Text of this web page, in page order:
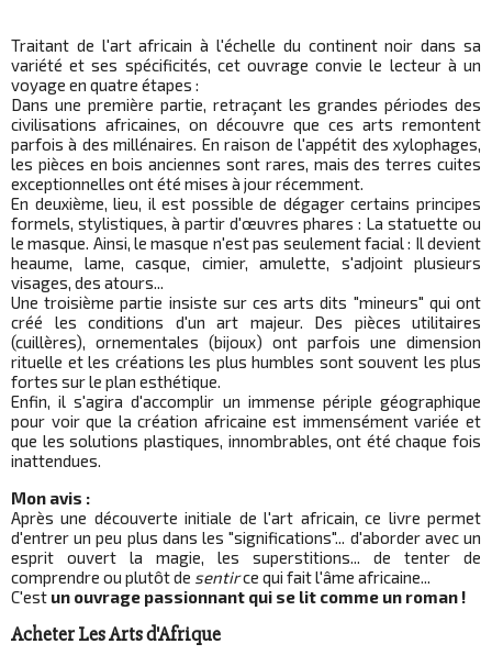
Traitant de l'art africain à l'échelle du continent noir dans sa
variété et ses spécificités, cet ouvrage convie le lecteur à un
voyage en quatre étapes :
Dans une première partie, retraçant les grandes périodes des
civilisations africaines, on découvre que ces arts remontent
parfois à des millénaires. En raison de l'appétit des xylophages,
les pièces en bois anciennes sont rares, mais des terres cuites
exceptionnelles ont été mises à jour récemment.
En deuxième, lieu, il est possible de dégager certains principes
formels, stylistiques, à partir d'œuvres phares : La statuette ou
le masque. Ainsi, le masque n'est pas seulement facial : Il devient
heaume, lame, casque, cimier, amulette, s'adjoint plusieurs
visages, des atours...
Une troisième partie insiste sur ces arts dits "mineurs" qui ont
créé les conditions d'un art majeur. Des pièces utilitaires
(cuillères), ornementales (bijoux) ont parfois une dimension
rituelle et les créations les plus humbles sont souvent les plus
fortes sur le plan esthétique.
Enfin, il s'agira d'accomplir un immense périple géographique
pour voir que la création africaine est immensément variée et
que les solutions plastiques, innombrables, ont été chaque fois
inattendues.
Mon avis :
Après une découverte initiale de l'art africain, ce livre permet
d'entrer un peu plus dans les "significations"... d'aborder avec un
esprit ouvert la magie, les superstitions... de tenter de
comprendre ou plutôt de sentirce qui fait l'âme africaine...
C'est un ouvrage passionnant qui se lit comme un roman !
Acheter Les Arts d'Afrique